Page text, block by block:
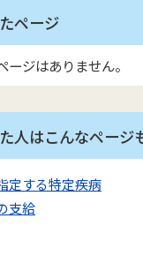
ページ
ジはありません。
人はこんなページ
定する特定疾病
支給